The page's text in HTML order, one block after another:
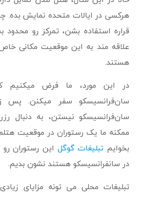
هرکسی در ایالات متحده نمایش بده.
قراره استفاده بشن، تمرکز رو محدود
علاقه مند به این موقعیت مکانی
هستند.
در این مورد، ما فرض میکنیم
سان‌فرانسیسکو سفر میکنن. پس
سان‌فرانسیسکو نیستن، به دنبال
ممکنه ما یک رستوران در موقعیت
بخوایم تبلیغات گوگل این رستوران
در سانفرانسیسکو هستند نشون بدیم.
تبلیغات محلی می تونه مزایای